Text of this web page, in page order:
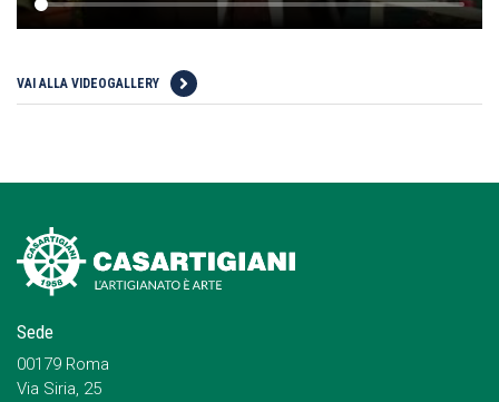
VAI ALLA VIDEOGALLERY
Sede
00179 Roma
Via Siria, 25